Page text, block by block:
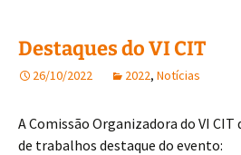
Destaques do VI CIT
26/10/2022 2022, Notícias
A Comissão Organizadora do VI
de trabalhos destaque do evento: